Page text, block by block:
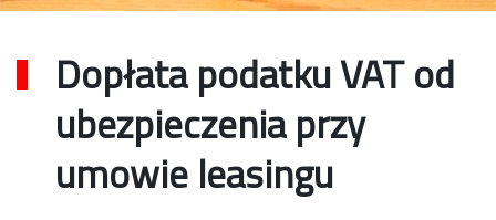
Dopłata podatku VAT od
ubezpieczenia przy
umowie leasingu